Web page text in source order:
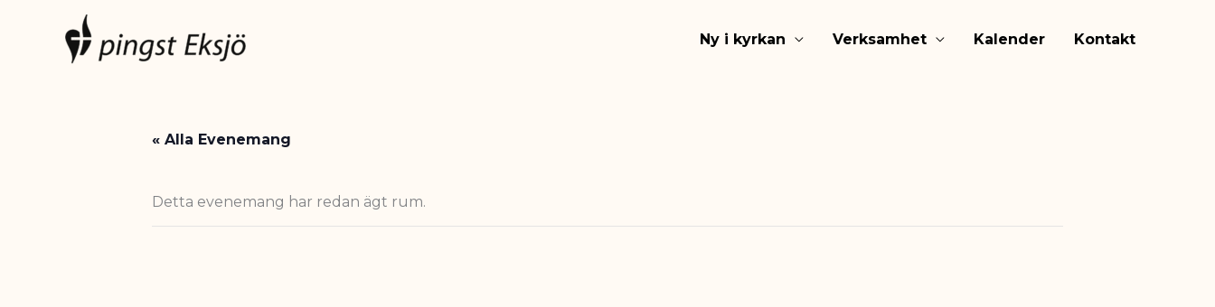
Ny i kyrkan Verksamhet Kalender Kontakt
« Alla Evenemang
Detta evenemang har redan ägt rum.